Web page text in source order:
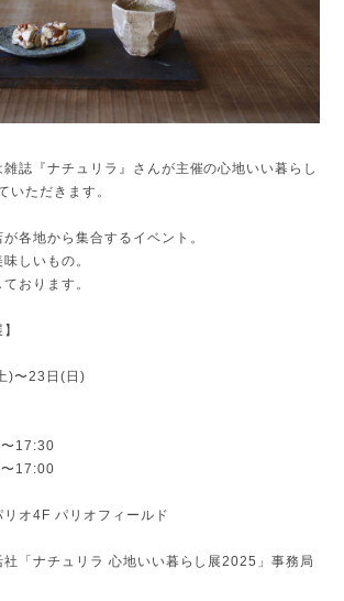
誌『ナチュリラ』さんが主催の心地いい暮らし
いただきます。
各地から集合するイベント。
しいもの。
おります。
)〜23日(日)
17:30
17:00
オ4F パリオフィールド
「ナチュリラ 心地いい暮らし展2025」事務局